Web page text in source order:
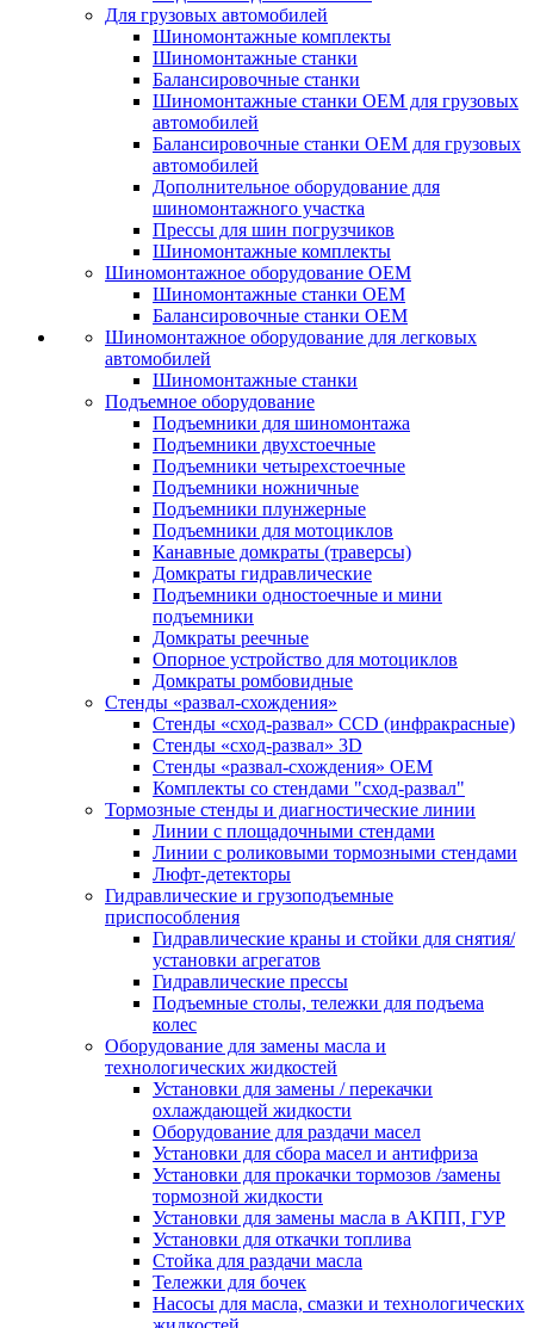
Для грузовых автомобилей
Шиномонтажные комплекты
Шиномонтажные станки
Балансировочные станки
Шиномонтажные станки ОЕМ для грузовых
автомобилей
Балансировочные станки ОЕМ для грузовых
автомобилей
Дополнительное оборудование для
шиномонтажного участка
Прессы для шин погрузчиков
Шиномонтажные комплекты
Шиномонтажное оборудование ОЕМ
Шиномонтажные станки ОЕМ
Балансировочные станки ОЕМ
Шиномонтажное оборудование для легковых
автомобилей
Шиномонтажные станки
Подъемное оборудование
Подъемники для шиномонтажа
Подъемники двухстоечные
Подъемники четырехстоечные
Подъемники ножничные
Подъемники плунжерные
Подъемники для мотоциклов
Канавные домкраты (траверсы)
Домкраты гидравлические
Подъемники одностоечные и мини
подъемники
Домкраты реечные
Опорное устройство для мотоциклов
Домкраты ромбовидные
Стенды «развал-схождения»
Стенды «сход-развал» CCD (инфракрасные)
Стенды «сход-развал» 3D
Стенды «развал-схождения» ОЕМ
Комплекты со стендами "сход-развал"
Тормозные стенды и диагностические линии
Линии с площадочными стендами
Линии с роликовыми тормозными стендами
Люфт-детекторы
Гидравлические и грузоподъемные
приспособления
Гидравлические краны и стойки для снятия/
установки агрегатов
Гидравлические прессы
Подъемные столы, тележки для подъема
колес
Оборудование для замены масла и
технологических жидкостей
Установки для замены / перекачки
охлаждающей жидкости
Оборудование для раздачи масел
Установки для сбора масел и антифриза
Установки для прокачки тормозов /замены
тормозной жидкости
Установки для замены масла в АКПП, ГУР
Установки для откачки топлива
Стойка для раздачи масла
Тележки для бочек
Насосы для масла, смазки и технологических